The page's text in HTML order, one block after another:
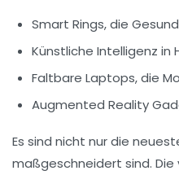
Smart Rings, die
Künstliche Intelligenz
Faltbare Laptops, die
Augmented Reality
Es sind nicht nur die
maßgeschneidert sind.